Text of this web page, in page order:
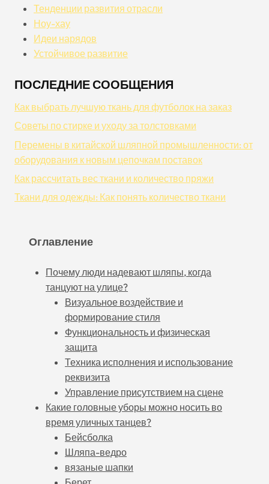
Тенденции развития отрасли
Ноу-хау
Идеи нарядов
Устойчивое развитие
ПОСЛЕДНИЕ СООБЩЕНИЯ
Как выбрать лучшую ткань для футболок на заказ
Советы по стирке и уходу за толстовками
Перемены в китайской шляпной промышленности: от
оборудования к новым цепочкам поставок
Как рассчитать вес ткани и количество пряжи
Ткани для одежды: Как понять количество ткани
Оглавление
Почему люди надевают шляпы, когда
танцуют на улице?
Визуальное воздействие и
формирование стиля
Функциональность и физическая
защита
Техника исполнения и использование
реквизита
Управление присутствием на сцене
Какие головные уборы можно носить во
время уличных танцев?
Бейсболка
Шляпа-ведро
вязаные шапки